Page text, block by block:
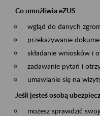
Co umożliwia eZUS
wgląd do danych
przekazywanie
składanie wniosków i
zadawanie pytań i
umawianie się na
Jeśli jesteś osobą
możesz sprawdzić